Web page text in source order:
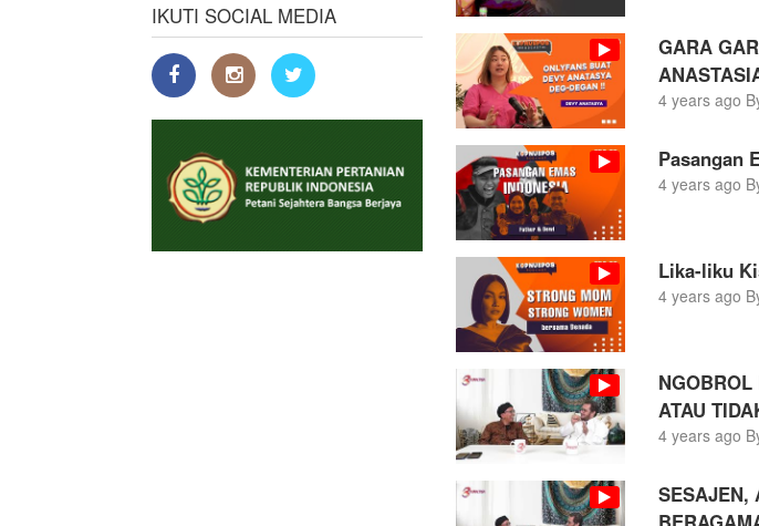
IKUTI SOCIAL MEDIA
GARA
4 years ago
Pasangan
4 years ago
Lika-liku
4 years ago
ATAU
4 years ago
SESAJEN,